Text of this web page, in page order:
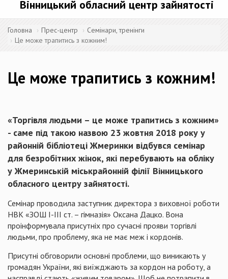
Вінницький обласний центр зайнятості
Головна Прес-центр
Семінари, тренінги
Це може трапитись з кожним!
Це може трапитись з кожним!
«Торгівля людьми – це може трапитись з кожним»
- саме під такою назвою 23 жовтня 2018 року у
районній бібліотеці Жмеринки відбувся семінар
для безробітних жінок, які перебувають на обліку
у Жмеринській міськрайонній філії Вінницького
обласного центру зайнятості.
Семінар проводила заступник директора з виховної роботи
НВК «ЗОШ І-ІІІ ст. – гімназія» Оксана Дацко. Вона
проінформувала присутніх про сучасні прояви торгівлі
людьми, про проблему, яка не має меж і кордонів.
Присутні обговорили основні проблеми, що виникають у
громадян України, які виїжджають за кордон на роботу, а